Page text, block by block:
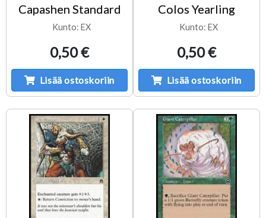
Capashen Standard
Kunto: EX
0,50 €
Lisää ostoskoriin
Colos Yearling
Kunto: EX
0,50 €
Lisää ostoskoriin